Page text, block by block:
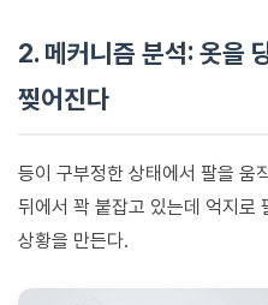
2. 메커니즘 분석: 옷을
찢어진다
등이 구부정한 상태에서 팔을 움
뒤에서 꽉 붙잡고 있는데 억지로
상황을 만든다.